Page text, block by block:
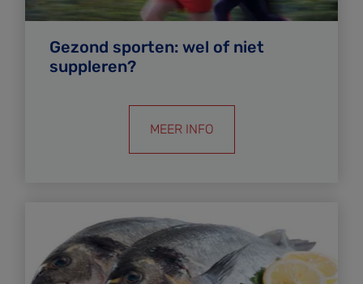
Gezond sporten: wel of niet
suppleren?
MEER INFO